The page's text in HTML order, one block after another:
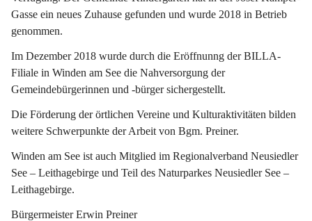
Gasse ein neues Zuhause gefunden und wurde 2018 in Betrieb
genommen.
Im Dezember 2018 wurde durch die Eröffnunng der BILLA-
Filiale in Winden am See die Nahversorgung der
Gemeindebürgerinnen und -bürger sichergestellt.
Die Förderung der örtlichen Vereine und Kulturaktivitäten bilden
weitere Schwerpunkte der Arbeit von Bgm. Preiner.
Winden am See ist auch Mitglied im Regionalverband Neusiedler
See – Leithagebirge und Teil des Naturparkes Neusiedler See –
Leithagebirge.
Bürgermeister Erwin Preiner